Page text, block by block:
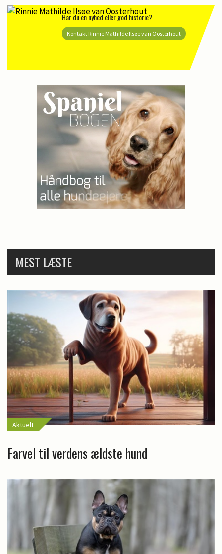
Har du en nyhed eller god historie?
Kontakt Rinnie Mathilde Ilsøe van Oosterhout
MEST LÆSTE
Aktuelt
Farvel til verdens ældste hund